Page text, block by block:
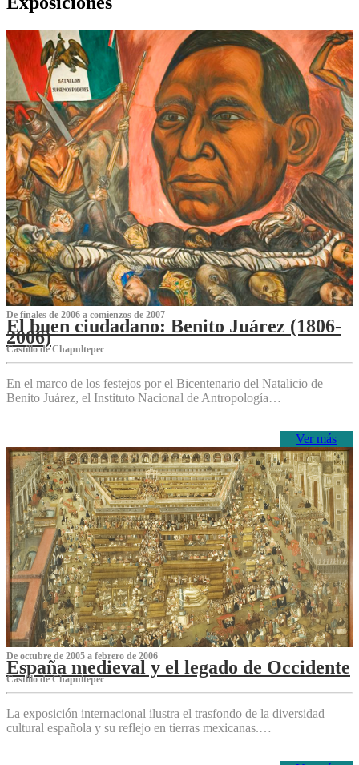
De finales de 2006 a comienzos de 2007
El buen ciudadano: Benito Juárez (1806-
2006)
Castillo de Chapultepec
En el marco de los festejos por el Bicentenario del Natalicio de
Benito Juárez, el Instituto Nacional de Antropología…
Ver más
De octubre de 2005 a febrero de 2006
España medieval y el legado de Occidente
Castillo de Chapultepec
La exposición internacional ilustra el trasfondo de la diversidad
cultural española y su reflejo en tierras mexicanas.…